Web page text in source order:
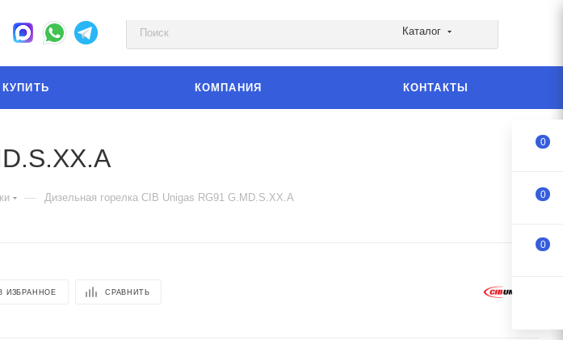
Каталог
КУПИТЬ КОМПАНИЯ КОНТАКТЫ
— Дизельная горелка CIB Unigas RG91 G.MD.S.XX.A
ИЗБРАННОЕ СРАВНИТЬ
0
0
0